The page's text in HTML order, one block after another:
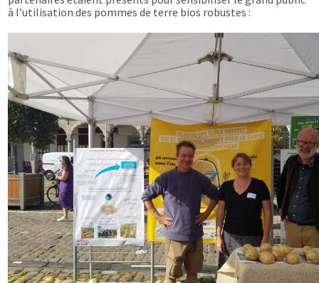
à l’utilisation des pommes de terre bios robustes :